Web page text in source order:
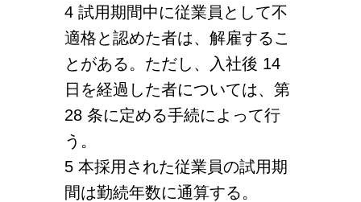
4 試用期間中に従業員として不
適格と認めた者は、解雇するこ
とがある。ただし、入社後 14
日を経過した者については、第
28 条に定める手続によって行
う。
5 本採用された従業員の試用期
間は勤続年数に通算する。